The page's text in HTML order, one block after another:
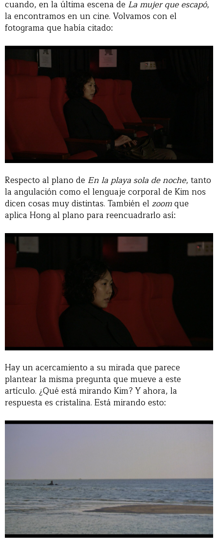
cuando, en la última escena de La mujer que escapó,
la encontramos en un cine. Volvamos con el
fotograma que había citado:
Respecto al plano de En la playa sola de noche, tanto
la angulación como el lenguaje corporal de Kim nos
dicen cosas muy distintas. También elzoomque
aplica Hong al plano para reencuadrarlo así:
Hay un acercamiento a su mirada que parece
plantear la misma pregunta que mueve a este
artículo. ¿Qué está mirando Kim? Y ahora, la
respuesta es cristalina. Está mirando esto: